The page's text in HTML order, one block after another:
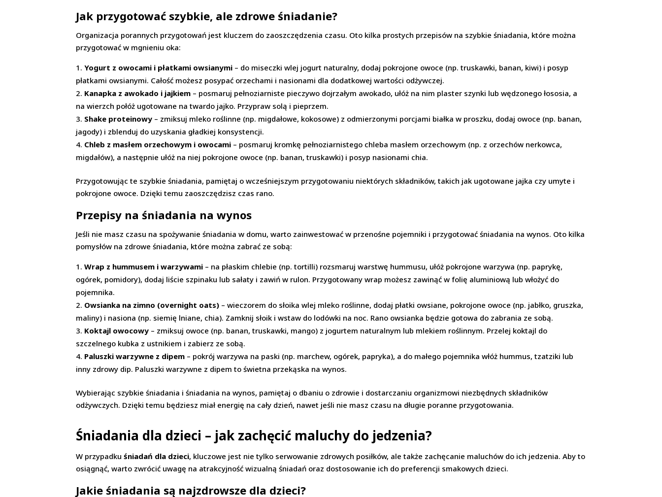
Jak przygotować szybkie, ale zdrowe śniadanie?
Organizacja porannych przygotowań jest kluczem do zaoszczędzenia czasu. Oto kilka prostych przepisów na szybkie śniadania, które można
przygotować w mgnieniu oka:
Yogurt z owocami i płatkami owsianymi – do miseczki wlej jogurt naturalny, dodaj pokrojone owoce (np. truskawki, banan, kiwi) i posyp
płatkami owsianymi. Całość możesz posypać orzechami i nasionami dla dodatkowej wartości odżywczej.
Kanapka z awokado i jajkiem – posmaruj pełnoziarniste pieczywo dojrzałym awokado, ułóż na nim plaster szynki lub wędzonego łososia, a
na wierzch połóż ugotowane na twardo jajko. Przypraw solą i pieprzem.
Shake proteinowy – zmiksuj mleko roślinne (np. migdałowe, kokosowe) z odmierzonymi porcjami białka w proszku, dodaj owoce (np. banan,
jagody) i zblenduj do uzyskania gładkiej konsystencji.
Chleb z masłem orzechowym i owocami – posmaruj kromkę pełnoziarnistego chleba masłem orzechowym (np. z orzechów nerkowca,
migdałów), a następnie ułóż na niej pokrojone owoce (np. banan, truskawki) i posyp nasionami chia.
Przygotowując te szybkie śniadania, pamiętaj o wcześniejszym przygotowaniu niektórych składników, takich jak ugotowane jajka czy umyte i
pokrojone owoce. Dzięki temu zaoszczędzisz czas rano.
Przepisy na śniadania na wynos
Jeśli nie masz czasu na spożywanie śniadania w domu, warto zainwestować w przenośne pojemniki i przygotować śniadania na wynos. Oto kilka
pomysłów na zdrowe śniadania, które można zabrać ze sobą:
Wrap z hummusem i warzywami – na płaskim chlebie (np. tortilli) rozsmaruj warstwę hummusu, ułóż pokrojone warzywa (np. paprykę,
ogórek, pomidory), dodaj liście szpinaku lub sałaty i zawiń w rulon. Przygotowany wrap możesz zawinąć w folię aluminiową lub włożyć do
pojemnika.
Owsianka na zimno (overnight oats) – wieczorem do słoika wlej mleko roślinne, dodaj płatki owsiane, pokrojone owoce (np. jabłko, gruszka,
maliny) i nasiona (np. siemię lniane, chia). Zamknij słoik i wstaw do lodówki na noc. Rano owsianka będzie gotowa do zabrania ze sobą.
Koktajl owocowy – zmiksuj owoce (np. banan, truskawki, mango) z jogurtem naturalnym lub mlekiem roślinnym. Przelej koktajl do
szczelnego kubka z ustnikiem i zabierz ze sobą.
Paluszki warzywne z dipem – pokrój warzywa na paski (np. marchew, ogórek, papryka), a do małego pojemnika włóż hummus, tzatziki lub
inny zdrowy dip. Paluszki warzywne z dipem to świetna przekąska na wynos.
Wybierając szybkie śniadania i śniadania na wynos, pamiętaj o dbaniu o zdrowie i dostarczaniu organizmowi niezbędnych składników
odżywczych. Dzięki temu będziesz miał energię na cały dzień, nawet jeśli nie masz czasu na długie poranne przygotowania.
Śniadania dla dzieci – jak zachęcić maluchy do jedzenia?
W przypadkuśniadań dla dzieci, kluczowe jest nie tylko serwowanie zdrowych posiłków, ale także zachęcanie maluchów do ich jedzenia. Aby to
osiągnąć, warto zwrócić uwagę na atrakcyjność wizualną śniadań oraz dostosowanie ich do preferencji smakowych dzieci.
Jakie śniadania są najzdrowsze dla dzieci?